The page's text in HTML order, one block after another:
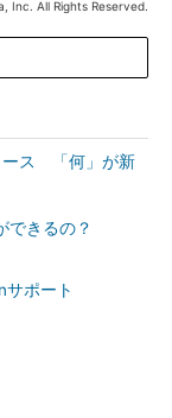
Inc. All Rights Reserved.
ース 「何」が新
きるの？
ポート